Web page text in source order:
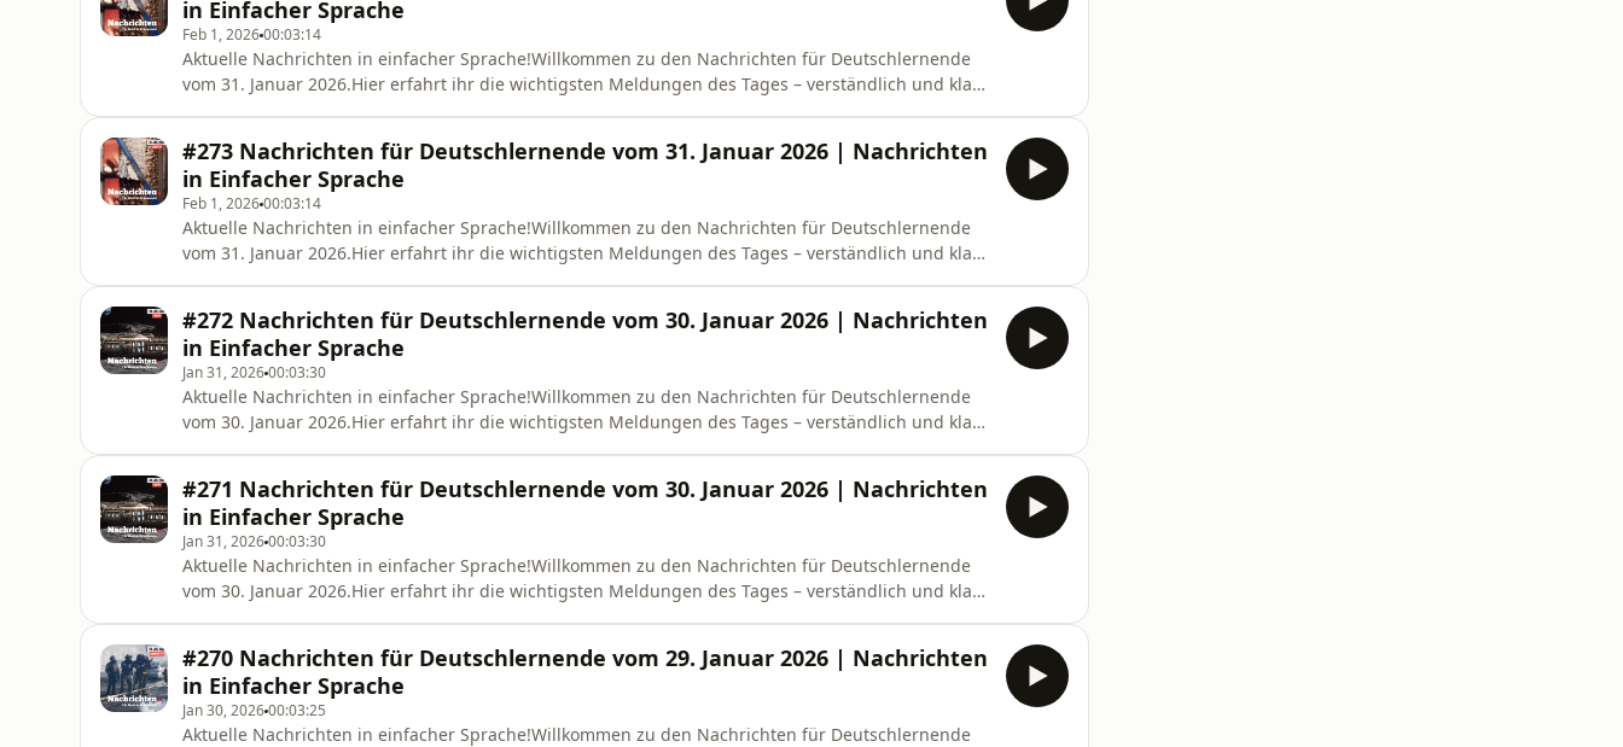
in Einfacher Sprache
Feb 1, 202600:03:14
Aktuelle Nachrichten in einfacher Sprache!Willkommen zu den Nachrichten für Deutschlernende
vom 31. Januar 2026.Hier erfahrt ihr die wichtigsten Meldungen des Tages – verständlich und klar
Warnung vor angeblich ge
#273 Nachrichten für Deutschlernende vom 31. Januar 2026 | Nachrichten
in Einfacher Sprache
Feb 1, 202600:03:14
Aktuelle Nachrichten in einfacher Sprache!Willkommen zu den Nachrichten für Deutschlernende
vom 31. Januar 2026.Hier erfahrt ihr die wichtigsten Meldungen des Tages – verständlich und klar
Warnung vor angeblich ge
#272 Nachrichten für Deutschlernende vom 30. Januar 2026 | Nachrichten
in Einfacher Sprache
Jan 31, 202600:03:30
Aktuelle Nachrichten in einfacher Sprache!Willkommen zu den Nachrichten für Deutschlernende
vom 30. Januar 2026.Hier erfahrt ihr die wichtigsten Meldungen des Tages – verständlich und klar
Untervermietung: Ein
#271 Nachrichten für Deutschlernende vom 30. Januar 2026 | Nachrichten
in Einfacher Sprache
Jan 31, 202600:03:30
Aktuelle Nachrichten in einfacher Sprache!Willkommen zu den Nachrichten für Deutschlernende
vom 30. Januar 2026.Hier erfahrt ihr die wichtigsten Meldungen des Tages – verständlich und klar
Untervermietung: Ein
#270 Nachrichten für Deutschlernende vom 29. Januar 2026 | Nachrichten
in Einfacher Sprache
Jan 30, 202600:03:25
Aktuelle Nachrichten in einfacher Sprache!Willkommen zu den Nachrichten für Deutschlernende